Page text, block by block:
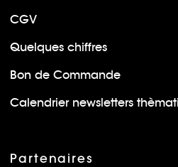
CGV
Quelques chiffres
Bon de Commande
Calendrier newsletters
Partenaires